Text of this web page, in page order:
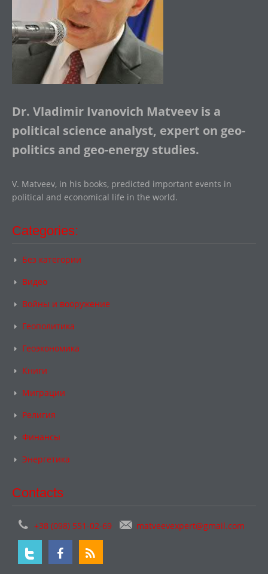
Dr. Vladimir Ivanovich Matveev is a
political science analyst, expert on geo-
politics and geo-energy studies.
V. Matveev, in his books, predicted important events in
political and economical life in the world.
Categories:
Без категории
Видео
Войны и вооружение
Геополитика
Геоэкономика
Книги
Миграции
Религия
Финансы
Энергетика
Contacts
+38 (098) 551-02-69 matveevexpert@gmail.com